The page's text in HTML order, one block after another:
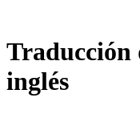
Traducción
inglés